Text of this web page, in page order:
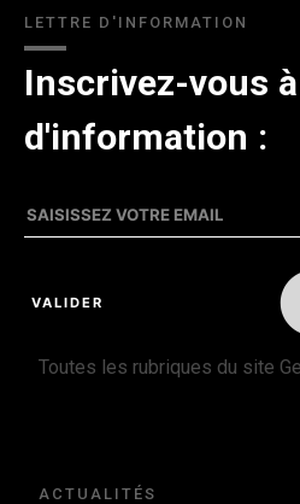
LETTRE D'INFORMATION
Inscrivez-vous
d'information :
Toutes les rubriques du site
ACTUALITÉS